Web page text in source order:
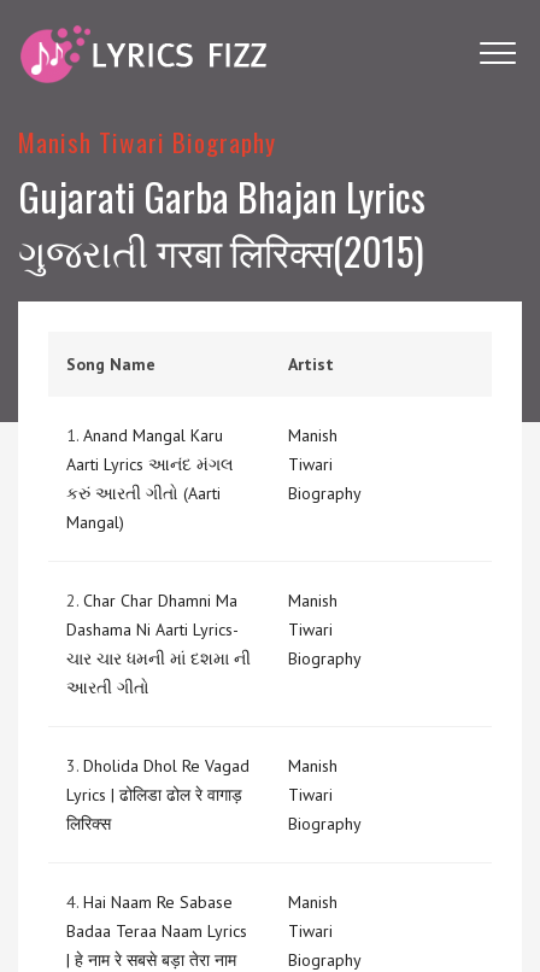
Manish Tiwari Biography
Gujarati Garba Bhajan Lyrics
ગુજરાતી गरबा लिरिक्स(2015)
Song Name Artist
1. Anand Mangal Karu
Aarti Lyrics આનંદ મંગલ
કરું આરતી ગીતો (Aarti
Mangal)
Manish
Tiwari
Biography
2. Char Char Dhamni Ma
Dashama Ni Aarti Lyrics-
ચાર ચાર ધમની માં દશમા ની
આરતી ગીતો
Manish
Tiwari
Biography
3. Dholida Dhol Re Vagad
Lyrics | ढोलिडा ढोल रे वागाड़
लिरिक्स
Manish
Tiwari
Biography
4. Hai Naam Re Sabase
Badaa Teraa Naam Lyrics
| हे नाम रे सबसे बड़ा तेरा नाम
Manish
Tiwari
Biography